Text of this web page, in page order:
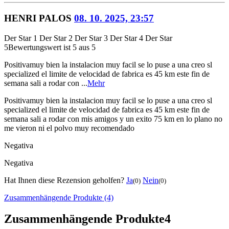
HENRI PALOS 08. 10. 2025, 23:57
Der Star 1 Der Star 2 Der Star 3 Der Star 4 Der Star
5Bewertungswert ist 5 aus 5
Positivamuy bien la instalacion muy facil se lo puse a una creo sl
specialized el limite de velocidad de fabrica es 45 km este fin de
semana sali a rodar con ...Mehr
Positivamuy bien la instalacion muy facil se lo puse a una creo sl
specialized el limite de velocidad de fabrica es 45 km este fin de
semana sali a rodar con mis amigos y un exito 75 km en lo plano no
me vieron ni el polvo muy recomendado
Negativa
Negativa
Hat Ihnen diese Rezension geholfen? Ja(0) Nein(0)
Zusammenhängende Produkte (4)
Zusammenhängende Produkte4